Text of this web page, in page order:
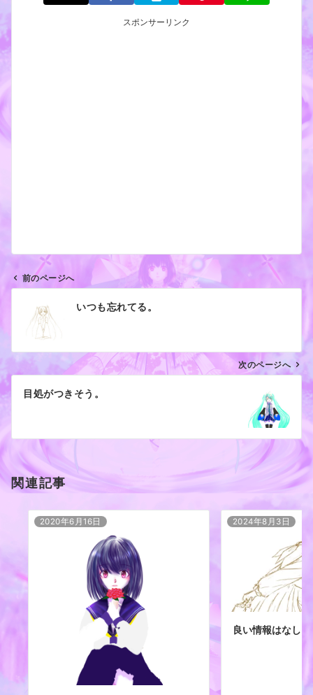
スポンサーリンク
ゲ
シ
ン
前のページへ
いつも忘れてる。
次のページへ
目処がつきそう。
関連記事
2020年6月16日 2024年8月3日
良い情報はなし。